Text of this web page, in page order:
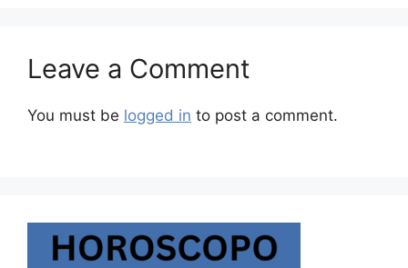
Leave a Comment
You must be logged in to post a comment.